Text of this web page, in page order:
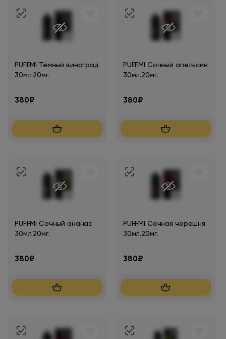
PUFFMI Тёмный виноград
30мл.20мг.
380₽
PUFFMI Сочный апельсин
30мл.20мг.
380₽
PUFFMI Сочный ананас
30мл.20мг.
380₽
PUFFMI Сочная черешня
30мл.20мг.
380₽